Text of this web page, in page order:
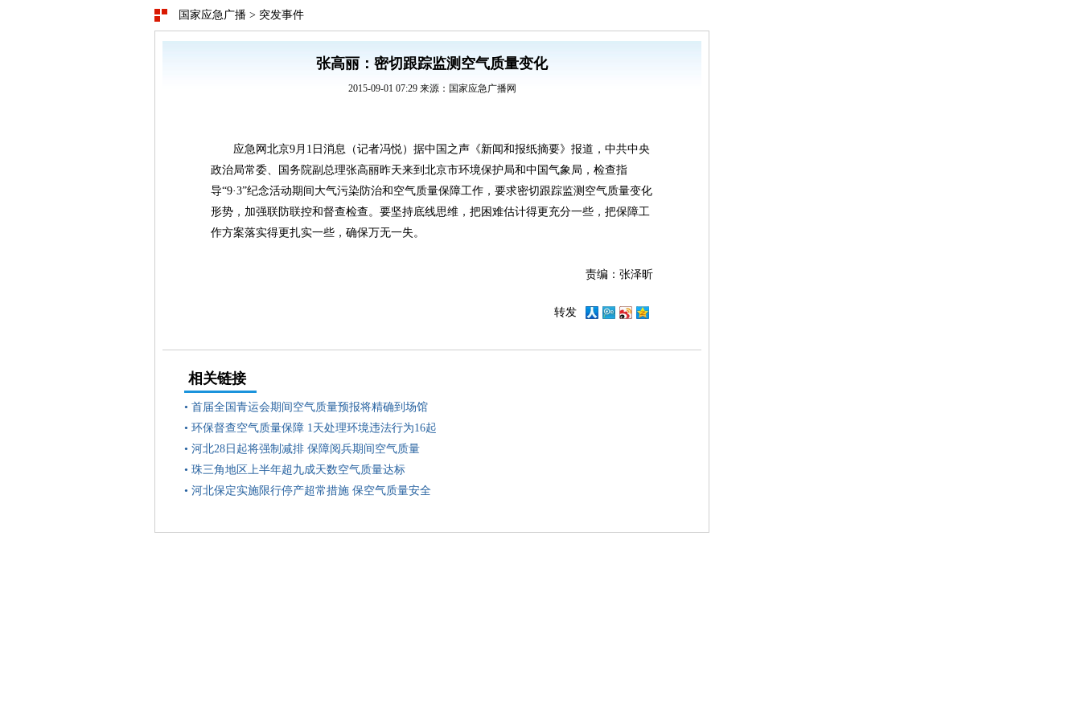
国家应急广播 > 突发事件
张高丽：密切跟踪监测空气质量变化
2015-09-01 07:29 来源：国家应急广播网
应急网北京9月1日消息（记者冯悦）据中国之声《新闻和报纸摘要》报道，中共中央
政治局常委、国务院副总理张高丽昨天来到北京市环境保护局和中国气象局，检查指
导“9·3”纪念活动期间大气污染防治和空气质量保障工作，要求密切跟踪监测空气质量变化
形势，加强联防联控和督查检查。要坚持底线思维，把困难估计得更充分一些，把保障工
作方案落实得更扎实一些，确保万无一失。
责编：张泽昕
转发
相关链接
• 首届全国青运会期间空气质量预报将精确到场馆
• 环保督查空气质量保障 1天处理环境违法行为16起
• 河北28日起将强制减排 保障阅兵期间空气质量
• 珠三角地区上半年超九成天数空气质量达标
• 河北保定实施限行停产超常措施 保空气质量安全